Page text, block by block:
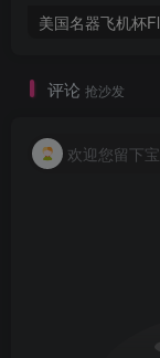
评论 抢沙发
欢迎您留下